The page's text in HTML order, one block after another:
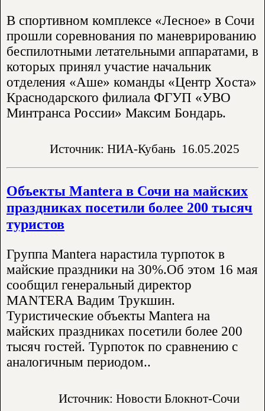
В спортивном комплексе «Лесное» в Сочи
прошли соревнования по маневрированию
беспилотными летательными аппаратами, в
которых принял участие начальник
отделения «Аше» команды «Центр Хоста»
Краснодарского филиала ФГУП «УВО
Минтранса России» Максим Бондарь.
Источник: НИА-Кубань 16.05.2025
Объекты Mantera в Сочи на майских
праздниках посетили более 200 тысяч
туристов
Группа Mantera нарастила турпоток в
майские праздники на 30%.Об этом 16 мая
сообщил генеральный директор
MANTERA Вадим Трукшин.
Туристические объекты Mantera на
майских праздниках посетили более 200
тысяч гостей. Турпоток по сравнению с
аналогичным периодом..
Источник: Новости Блокнот-Сочи